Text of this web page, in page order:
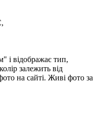
і відображає тип,
залежить від
на сайті. Живі фото за